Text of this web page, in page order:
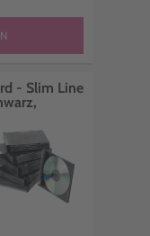
- Slim Line